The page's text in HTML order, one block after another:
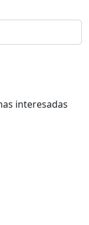
interesadas